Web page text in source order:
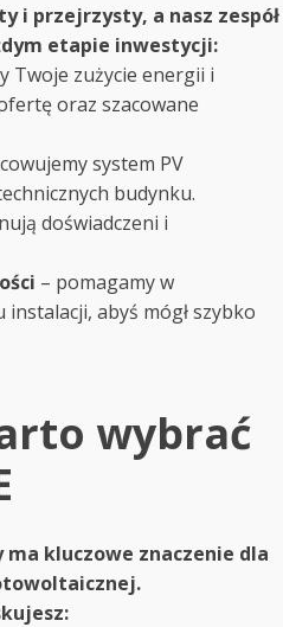
i przejrzysty, a nasz zespół
etapie inwestycji:
Twoje zużycie energii i
oraz szacowane
system PV
budynku.
doświadczeni i
– pomagamy w
abyś mógł szybko
wybrać
kluczowe znaczenie dla